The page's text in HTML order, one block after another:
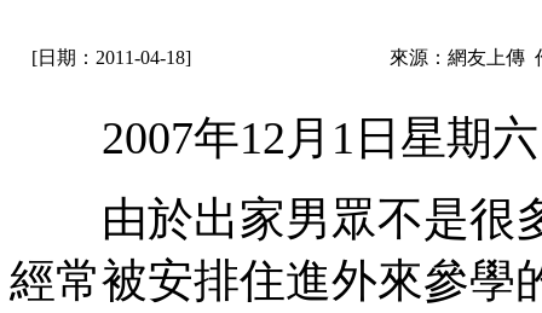
[日期：2011-04-18] 來源：網友上傳
2007年12月1日星期六
由於出家男眾不是很
經常被安排住進外來參學